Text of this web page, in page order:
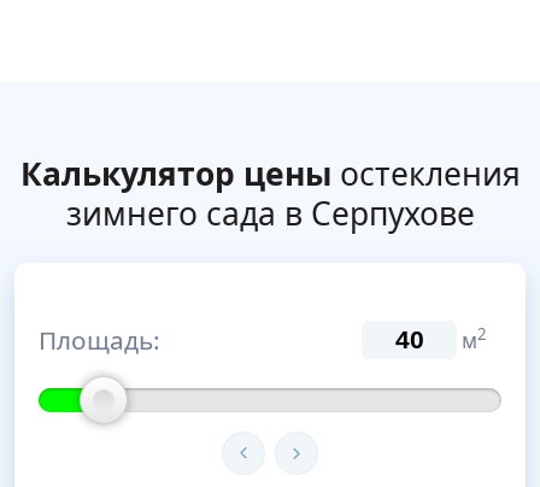
Калькулятор цены остекления
зимнего сада в Серпухове
Площадь: м2